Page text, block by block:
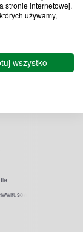
stronie internetowej.
używamy,
wszystko
i grypa